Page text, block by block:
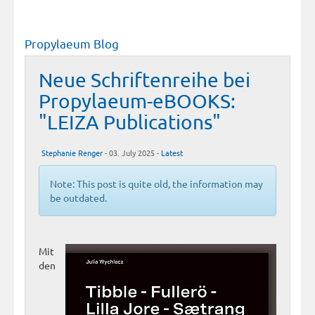
Propylaeum Blog
Neue Schriftenreihe bei
Propylaeum-eBOOKS:
"LEIZA Publications"
Stephanie Renger- 03. July 2025 - Latest
Note: This post is quite old, the information may
be outdated.
Mit
den